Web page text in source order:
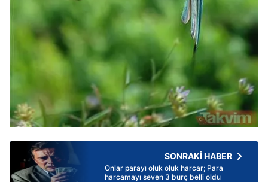
SONRAKİ HABER
Onlar parayı oluk oluk harcar; Para
harcamayı seven 3 burç belli oldu